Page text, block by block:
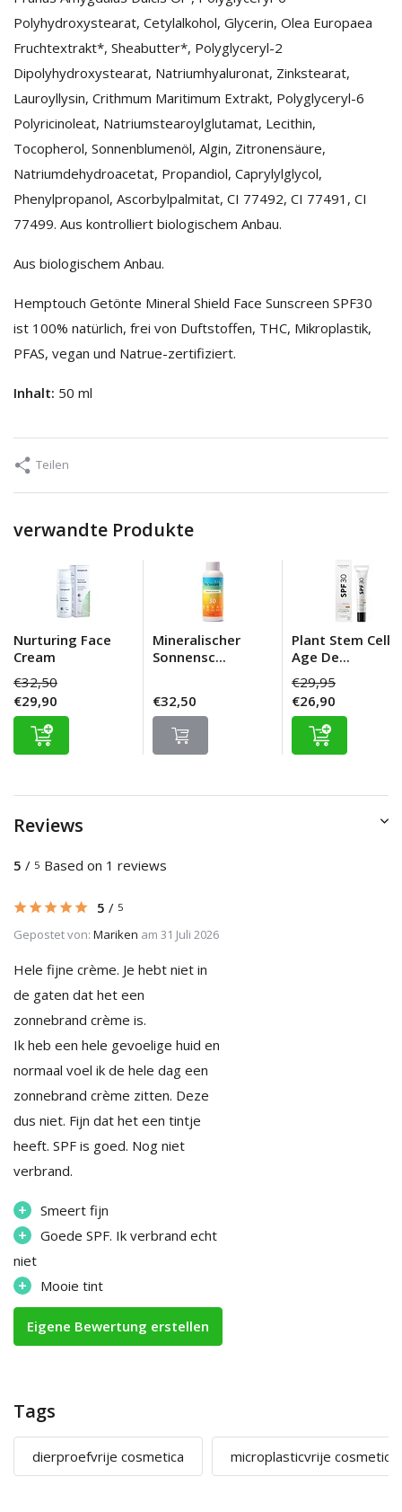
Polyhydroxystearat, Cetylalkohol, Glycerin, Olea Europaea
Fruchtextrakt*, Sheabutter*, Polyglyceryl-2
Dipolyhydroxystearat, Natriumhyaluronat, Zinkstearat,
Lauroyllysin, Crithmum Maritimum Extrakt, Polyglyceryl-6
Polyricinoleat, Natriumstearoylglutamat, Lecithin,
Tocopherol, Sonnenblumenöl, Algin, Zitronensäure,
Natriumdehydroacetat, Propandiol, Caprylylglycol,
Phenylpropanol, Ascorbylpalmitat, CI 77492, CI 77491, CI
77499. Aus kontrolliert biologischem Anbau.
Aus biologischem Anbau.
Hemptouch Getönte Mineral Shield Face Sunscreen SPF30
ist 100% natürlich, frei von Duftstoffen, THC, Mikroplastik,
PFAS, vegan und Natrue-zertifiziert.
Inhalt: 50 ml
Teilen
verwandte Produkte
Nurturing Face
Cream
€32,50
€29,90
Mineralischer
Sonnensc...
€32,50
Plant Stem Cell
Age De...
€29,95
€26,90
Reviews
5 / 5 Based on 1 reviews
5 / 5
Gepostet von: Mariken am 31 Juli 2026
Hele fijne crème. Je hebt niet in
de gaten dat het een
zonnebrand crème is.
Ik heb een hele gevoelige huid en
normaal voel ik de hele dag een
zonnebrand crème zitten. Deze
dus niet. Fijn dat het een tintje
heeft. SPF is goed. Nog niet
verbrand.
+ Smeert fijn
+
Goede SPF. Ik verbrand echt
niet
+ Mooie tint
Eigene Bewertung erstellen
Tags
dierproefvrije cosmetica microplasticvrije cosmetica